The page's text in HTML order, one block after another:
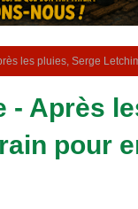
les pluies, Serge
- Après
pour